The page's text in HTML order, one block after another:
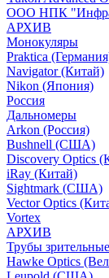
ООО НПК
АРХИВ
Монокуляры
Praktica
Navigator (Китай)
Nikon (Япония)
Россия
Дальномеры
Arkon (Россия)
Bushnell (США)
Discovery Optics
iRay (Китай)
Sightmark (США)
Vector Optics
Vortex
АРХИВ
Трубы зрительные
Hawke Optics